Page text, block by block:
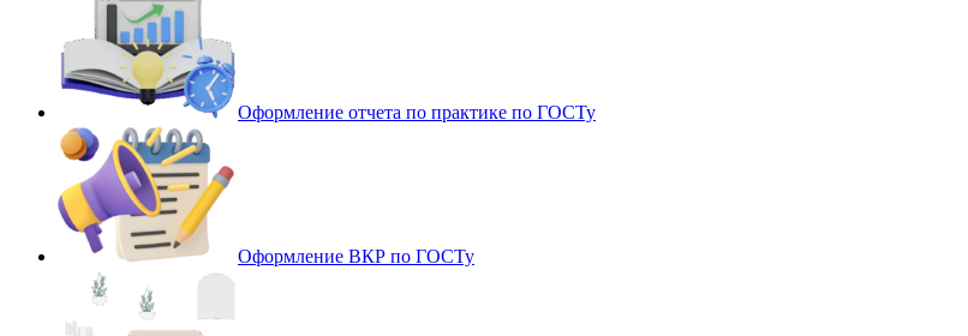
Оформление отчета по практике по ГОСТу
Оформление ВКР по ГОСТу